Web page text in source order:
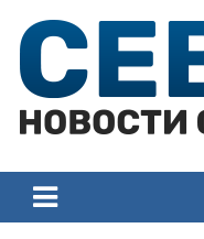
content
Севастополя
Севастополя